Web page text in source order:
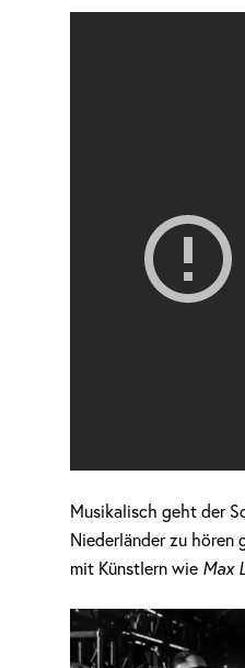
Musikalisch geht der
Niederländer zu hören
mit Künstlern wie Max